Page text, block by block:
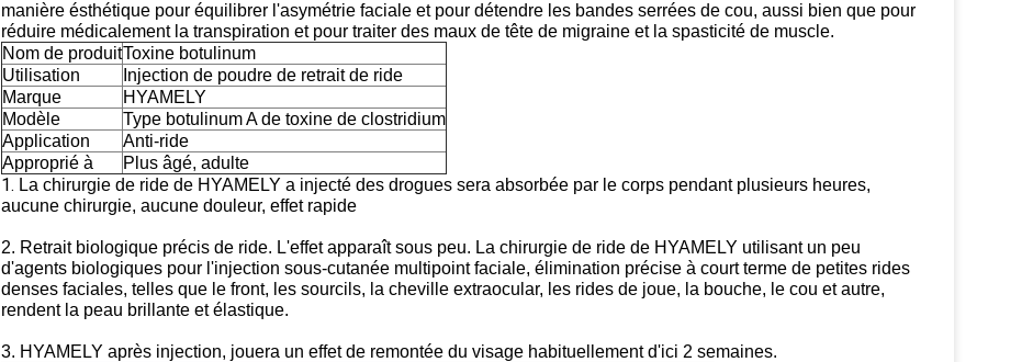
manière ésthétique pour équilibrer l'asymétrie faciale et pour détendre les bandes serrées de cou, aussi bien que pour
réduire médicalement la transpiration et pour traiter des maux de tête de migraine et la spasticité de muscle.
Nom de produitToxine botulinum
Utilisation
Injection de poudre de retrait de ride
Marque
HYAMELY
Modèle
Type botulinum A de toxine de clostridium
Application
Anti-ride
Approprié à
Plus âgé, adulte
1. La chirurgie de ride de HYAMELY a injecté des drogues sera absorbée par le corps pendant plusieurs heures,
aucune chirurgie, aucune douleur, effet rapide
2. Retrait biologique précis de ride. L'effet apparaît sous peu. La chirurgie de ride de HYAMELY utilisant un peu
d'agents biologiques pour l'injection sous-cutanée multipoint faciale, élimination précise à court terme de petites rides
denses faciales, telles que le front, les sourcils, la cheville extraocular, les rides de joue, la bouche, le cou et autre,
rendent la peau brillante et élastique.
3. HYAMELY après injection, jouera un effet de remontée du visage habituellement d'ici 2 semaines.